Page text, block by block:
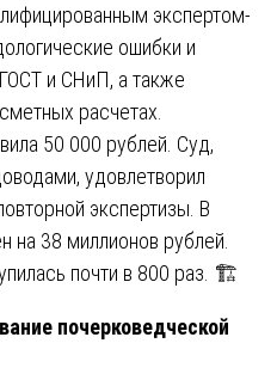
экспертом-
ошибки и
и СНиП, а также
расчетах.
50 000 рублей. Суд,
удовлетворил
экспертизы. В
на 38 миллионов рублей.
почти в 800 раз. 🏗️
почерковедческой